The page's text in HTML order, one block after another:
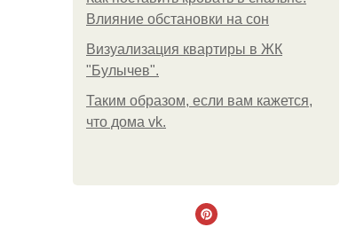
Влияние обстановки на сон
Визуализация квартиры в ЖК
"Булычев".
Таким образом, если вам кажется,
что дома vk.